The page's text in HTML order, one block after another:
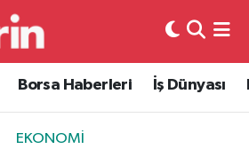
Borsa Haberleri İş Dünyası
EKONOMI